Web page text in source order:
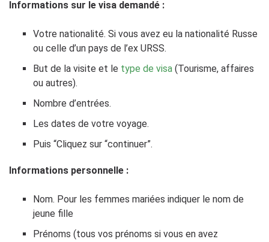
Informations sur le visa demandé :
Votre nationalité. Si vous avez eu la nationalité Russe
ou celle d’un pays de l’ex URSS.
But de la visite et le type de visa (Tourisme, affaires
ou autres).
Nombre d’entrées.
Les dates de votre voyage.
Puis “Cliquez sur “continuer”.
Informations personnelle :
Nom. Pour les femmes mariées indiquer le nom de
jeune fille
Prénoms (tous vos prénoms si vous en avez